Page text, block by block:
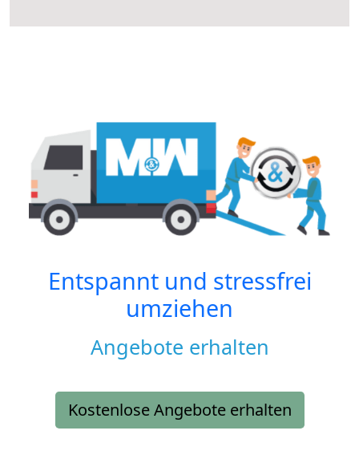
Entspannt und stressfrei
umziehen
Angebote erhalten
Kostenlose Angebote erhalten